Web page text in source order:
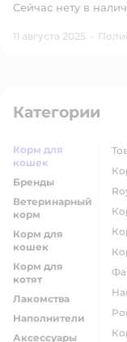
Сейчас нету в
11 августа 2025 ·
Категории
Корм для
кошек
Бренды
Ветеринарный
корм
Корм для
кошек
Корм для
котят
Лакомства
Наполнители
Аксессуары